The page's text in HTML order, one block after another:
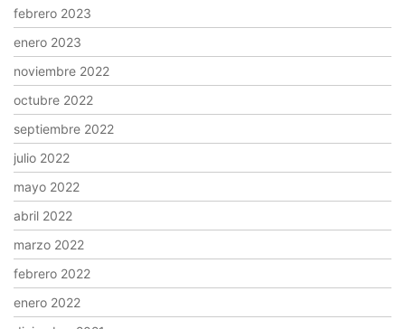
febrero 2023
enero 2023
noviembre 2022
octubre 2022
septiembre 2022
julio 2022
mayo 2022
abril 2022
marzo 2022
febrero 2022
enero 2022